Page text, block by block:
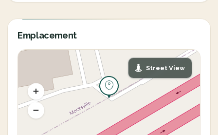
Emplacement
Street View